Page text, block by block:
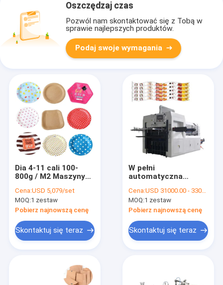
Oszczędzaj czas
Pozwól nam skontaktować się z Tobą w
sprawie najlepszych produktów.
Podaj swoje wymagania
Dia 4-11 cali 100-
800g / M2 Maszyny
papierowych w pełni
zautomatyzowane
Cena:USD 5,079/set
MOQ:1 zestaw
Pobierz najnowszą cenę
Skontaktuj się teraz
W pełni
automatyczna
pustego papieru
Tłoczenie
laminowanego
papieru z tworzywa
sztucznego
Cena:USD 31000.00 - 33000.00 per set
MOQ:1 zestaw
Pobierz najnowszą cenę
Skontaktuj się teraz